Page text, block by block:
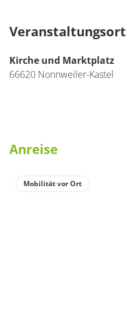
Veranstaltungsort
Kirche und Marktplatz
66620 Nonnweiler-Kastel
Anreise
Mobilität vor Ort